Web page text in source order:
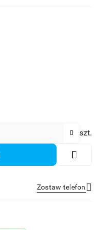
szt.
Zostaw telefon